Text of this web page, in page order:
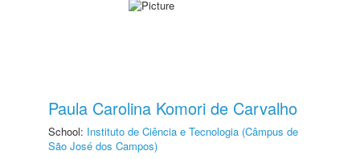
Paula Carolina Komori de Carvalho
School: Instituto de Ciência e Tecnologia (Câmpus de
São José dos Campos)